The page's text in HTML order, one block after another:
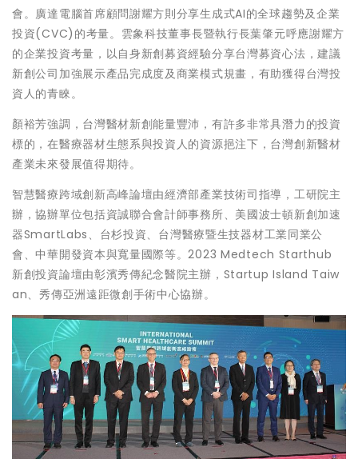
會。廣達電腦首席顧問謝耀方則分享生成式AI的全球趨勢及企業
投資(CVC)的考量。雲象科技董事長暨執行長葉肇元呼應謝耀方
的企業投資考量，以自身新創募資經驗分享台灣募資心法，建議
新創公司加強展示產品完成度及商業模式規畫，有助獲得台灣投
資人的青睞。
顏裕芳強調，台灣醫材新創能量豐沛，有許多非常具潛力的投資
標的，在醫療器材生態系與投資人的資源挹注下，台灣創新醫材
產業未來發展值得期待。
智慧醫療跨域創新高峰論壇由經濟部產業技術司指導，工研院主
辦，協辦單位包括資誠聯合會計師事務所、美國波士頓新創加速
器SmartLabs、台杉投資、台灣醫療暨生技器材工業同業公
會、中華開發資本與寬量國際等。2023 Medtech Starthub
新創投資論壇由彰濱秀傳紀念醫院主辦，Startup Island Taiw
an、秀傳亞洲遠距微創手術中心協辦。